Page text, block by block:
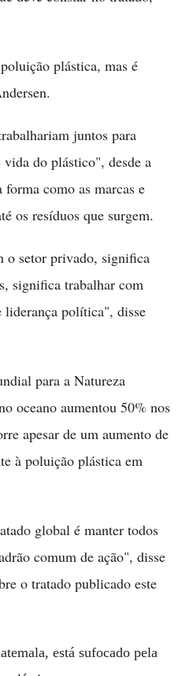
plástica, mas é
juntos para
do plástico", desde a
como as marcas e
os resíduos que surgem.
o setor privado, significa
significa trabalhar com
política", disse
para a Natureza
oceano aumentou 50% nos
apesar de um aumento de
à poluição plástica em
global é manter todos
comum de ação", disse
o tratado publicado este